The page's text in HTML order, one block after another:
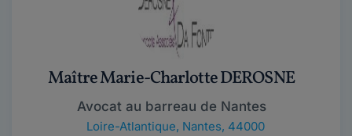
Maître Marie-Charlotte DEROSNE
Avocat au barreau de Nantes
Loire-Atlantique, Nantes, 44000